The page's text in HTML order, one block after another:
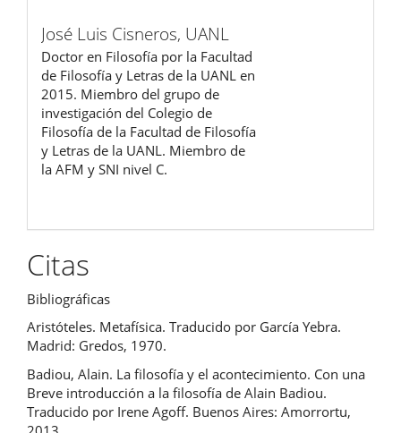
José Luis Cisneros, UANL
Doctor en Filosofía por la Facultad
de Filosofía y Letras de la UANL en
2015. Miembro del grupo de
investigación del Colegio de
Filosofía de la Facultad de Filosofía
y Letras de la UANL. Miembro de
la AFM y SNI nivel C.
Citas
Bibliográficas
Aristóteles. Metafísica. Traducido por García Yebra.
Madrid: Gredos, 1970.
Badiou, Alain. La filosofía y el acontecimiento. Con una
Breve introducción a la filosofía de Alain Badiou.
Traducido por Irene Agoff. Buenos Aires: Amorrortu,